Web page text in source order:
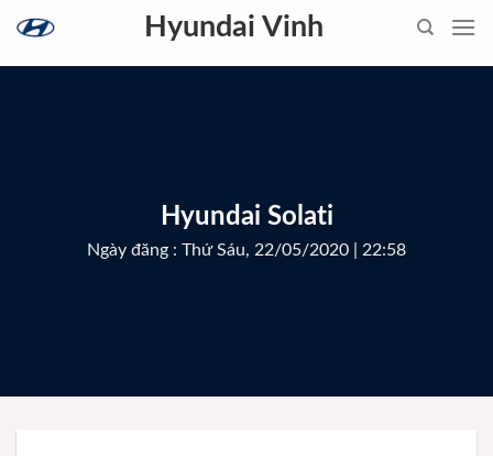
content
Hyundai Vinh
Hyundai Solati
Ngày đăng : Thứ Sáu, 22/05/2020 | 22:58